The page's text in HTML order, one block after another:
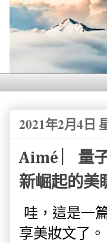
2021年2月4日
Aimé ︳量
新崛起的美
哇，這是一
享美妝文了。